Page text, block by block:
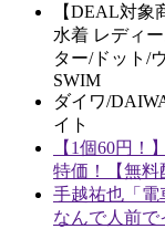
【DEAL対象
水着 レディ
ター/ドット/
SWIM
ダイワ/
イト
【1個60円！
特価！【無料
手越祐也「電
なんで人前